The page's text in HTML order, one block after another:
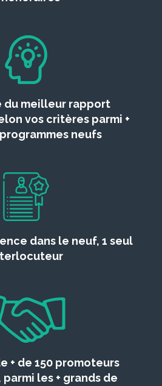
du meilleur rapport
vos critères parmi +
neufs
dans le neuf, 1 seul
+ de 150 promoteurs
les + grands de